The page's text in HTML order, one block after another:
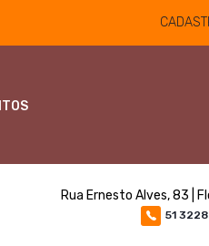
Rua Ernesto Alves, 83 |
51